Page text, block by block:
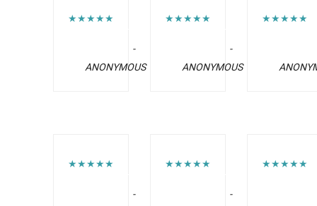
★★★★★
-
ANONYMOUS
★★★★★
-
ANONYMOUS
★★★★★
★★★★★
-
★★★★★
-
★★★★★